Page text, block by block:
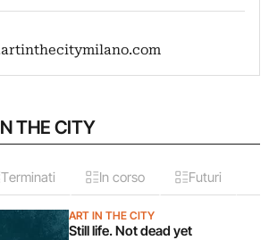
THE CITY
Terminati In corso Futuri
ART IN THE CITY
Still life. Not dead yet